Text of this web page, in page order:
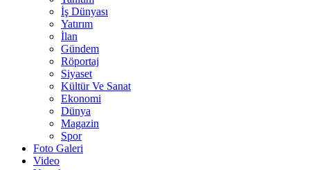
İş Dünyası
Yatırım
İlan
Gündem
Röportaj
Siyaset
Kültür Ve Sanat
Ekonomi
Dünya
Magazin
Spor
Foto Galeri
Video